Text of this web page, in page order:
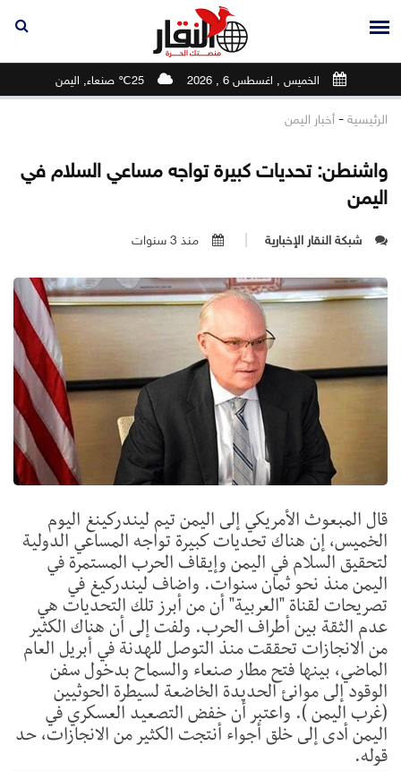
الخميس , اغسطس 6 , 2026 25℃ صنعاء, اليمن
الرئيسية - أخبار اليمن
واشنطن: تحديات كبيرة تواجه مساعي السلام في
اليمن
شبكة النقار الإخبارية منذ 3 سنوات
قال المبعوث الأمريكي إلى اليمن تيم ليندركينغ اليوم
الخميس، إن هناك تحديات كبيرة تواجه المساعي الدولية
لتحقيق السلام في اليمن وإيقاف الحرب المستمرة في
اليمن منذ نحو ثمان سنوات. واضاف ليندركيغ في
تصريحات لقناة "العربية" أن من أبرز تلك التحديات هي
عدم الثقة بين أطراف الحرب. ولفت إلى أن هناك الكثير
من الانجازات تحققت منذ التوصل للهدنة في أبريل العام
الماضي، بينها فتح مطار صنعاء والسماح بدخول سفن
الوقود إلى موانئ الحديدة الخاضعة لسيطرة الحوثيين
(غرب اليمن ). واعتبر أن خفض التصعيد العسكري في
اليمن أدى إلى خلق أجواء أنتجت الكثير من الانجازات، حد
قوله.